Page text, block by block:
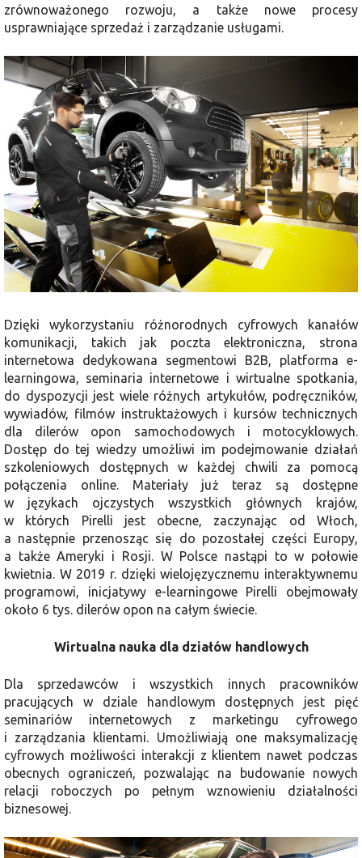
zrównoważonego rozwoju, a także nowe procesy
usprawniające sprzedaż i zarządzanie usługami.
Dzięki wykorzystaniu różnorodnych cyfrowych kanałów
komunikacji, takich jak poczta elektroniczna, strona
internetowa dedykowana segmentowi B2B, platforma e-
learningowa, seminaria internetowe i wirtualne spotkania,
do dyspozycji jest wiele różnych artykułów, podręczników,
wywiadów, filmów instruktażowych i kursów technicznych
dla dilerów opon samochodowych i motocyklowych.
Dostęp do tej wiedzy umożliwi im podejmowanie działań
szkoleniowych dostępnych w każdej chwili za pomocą
połączenia online. Materiały już teraz są dostępne
w językach ojczystych wszystkich głównych krajów,
w których Pirelli jest obecne, zaczynając od Włoch,
a następnie przenosząc się do pozostałej części Europy,
a także Ameryki i Rosji. W Polsce nastąpi to w połowie
kwietnia. W 2019 r. dzięki wielojęzycznemu interaktywnemu
programowi, inicjatywy e-learningowe Pirelli obejmowały
około 6 tys. dilerów opon na całym świecie.
Wirtualna nauka dla działów handlowych
Dla sprzedawców i wszystkich innych pracowników
pracujących w dziale handlowym dostępnych jest pięć
seminariów internetowych z marketingu cyfrowego
i zarządzania klientami. Umożliwiają one maksymalizację
cyfrowych możliwości interakcji z klientem nawet podczas
obecnych ograniczeń, pozwalając na budowanie nowych
relacji roboczych po pełnym wznowieniu działalności
biznesowej.